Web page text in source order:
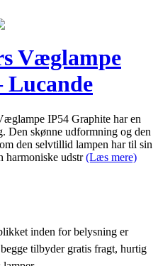
Væglampe
Lucande
IP54 Graphite har en
Den skønne udformning og den
den selvtillid lampen har til sin
harmoniske udstr(Læs mere)
inden for belysning er
tilbyder gratis fragt, hurtig